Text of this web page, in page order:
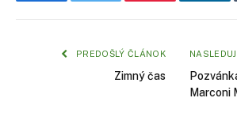
PREDOŠLÝ ČLÁNOK
Zimný čas
Marconi